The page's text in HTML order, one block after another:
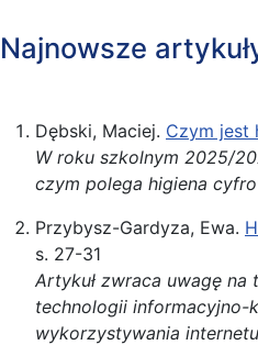
Najnowsze
Dębski, Maciej. Czym jest
W roku szkolnym 2025/
czym polega higiena
Przybysz-Gardyza, Ewa.
s. 27-31
Artykuł zwraca uwagę
technologii informacyjno-
wykorzystywania